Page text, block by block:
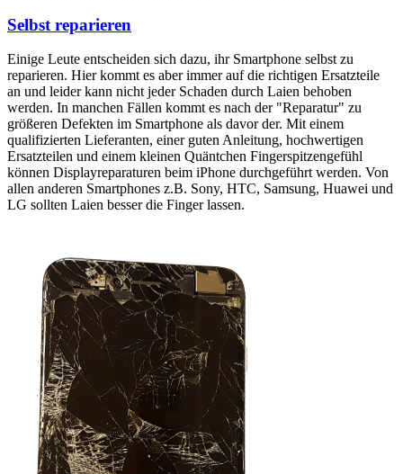
Selbst reparieren
Einige Leute entscheiden sich dazu, ihr Smartphone selbst zu
reparieren. Hier kommt es aber immer auf die richtigen Ersatzteile
an und leider kann nicht jeder Schaden durch Laien behoben
werden. In manchen Fällen kommt es nach der "Reparatur" zu
größeren Defekten im Smartphone als davor der. Mit einem
qualifizierten Lieferanten, einer guten Anleitung, hochwertigen
Ersatzteilen und einem kleinen Quäntchen Fingerspitzengefühl
können Displayreparaturen beim iPhone durchgeführt werden. Von
allen anderen Smartphones z.B. Sony, HTC, Samsung, Huawei und
LG sollten Laien besser die Finger lassen.